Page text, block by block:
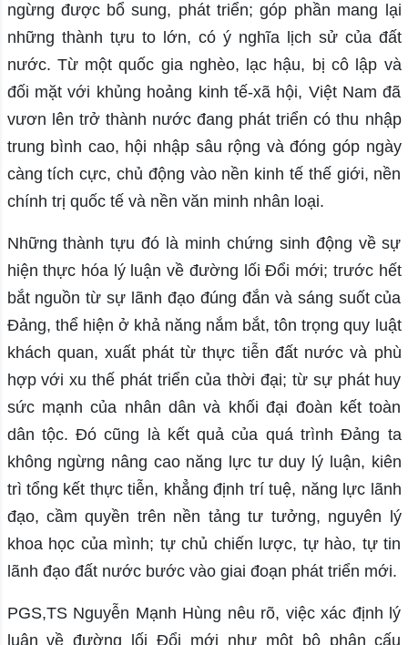
ngừng được bổ sung, phát triển; góp phần mang lại
những thành tựu to lớn, có ý nghĩa lịch sử của đất
nước. Từ một quốc gia nghèo, lạc hậu, bị cô lập và
đối mặt với khủng hoảng kinh tế-xã hội, Việt Nam đã
vươn lên trở thành nước đang phát triển có thu nhập
trung bình cao, hội nhập sâu rộng và đóng góp ngày
càng tích cực, chủ động vào nền kinh tế thế giới, nền
chính trị quốc tế và nền văn minh nhân loại.
Những thành tựu đó là minh chứng sinh động về sự
hiện thực hóa lý luận về đường lối Đổi mới; trước hết
bắt nguồn từ sự lãnh đạo đúng đắn và sáng suốt của
Đảng, thể hiện ở khả năng nắm bắt, tôn trọng quy luật
khách quan, xuất phát từ thực tiễn đất nước và phù
hợp với xu thế phát triển của thời đại; từ sự phát huy
sức mạnh của nhân dân và khối đại đoàn kết toàn
dân tộc. Đó cũng là kết quả của quá trình Đảng ta
không ngừng nâng cao năng lực tư duy lý luận, kiên
trì tổng kết thực tiễn, khẳng định trí tuệ, năng lực lãnh
đạo, cầm quyền trên nền tảng tư tưởng, nguyên lý
khoa học của mình; tự chủ chiến lược, tự hào, tự tin
lãnh đạo đất nước bước vào giai đoạn phát triển mới.
PGS,TS Nguyễn Mạnh Hùng nêu rõ, việc xác định lý
luận về đường lối Đổi mới như một bộ phận cấu